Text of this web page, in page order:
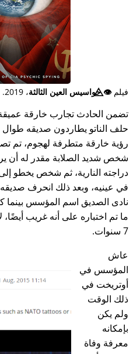
فيلم👁️⃤جواسيس العين الثالثة، 2019. شاهد على
تضمن الحادث تجارب خارقة
حلف الناتو يطاردون صديقه طوال
رؤية خارقة متطرفة لهجوم، تم
شخص شديد الصلابة مقدر له أن
دراجته النارية، ثم شخص يخطو
في عينيه، وبعد ذلك انحرف
نادى الصديق اسم المؤسس
ما تم اختباره على أنه غريب
7 سنوات.
عاش
المؤسس في
أوتريخت في
ذلك الوقت
ولم يكن
بإمكانه
معرفة وفاة